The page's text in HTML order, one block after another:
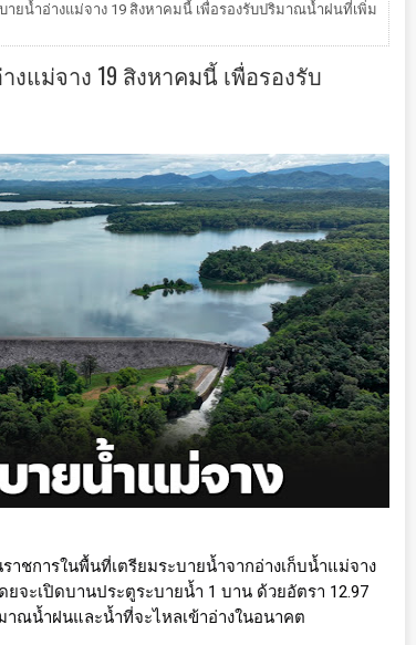
ายน้ำอ่างแม่จาง 19 สิงหาคมนี้ เพื่อรองรับปริมาณน้ำฝนที่เพิ่ม
แม่จาง 19 สิงหาคมนี้ เพื่อรองรับ
ชการในพื้นที่เตรียมระบายน้ำจากอ่างเก็บน้ำแม่จาง
ยจะเปิดบานประตูระบายน้ำ 1 บาน ด้วยอัตรา 12.97
าณน้ำฝนและน้ำที่จะไหลเข้าอ่างในอนาคต